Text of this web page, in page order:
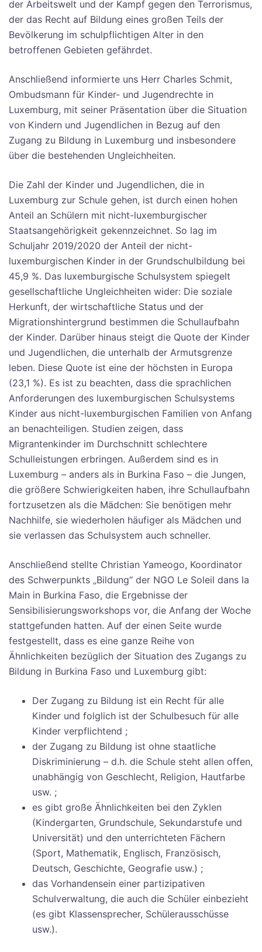
der Arbeitswelt und der Kampf gegen den Terrorismus,
der das Recht auf Bildung eines großen Teils der
Bevölkerung im schulpflichtigen Alter in den
betroffenen Gebieten gefährdet.
Anschließend informierte uns Herr Charles Schmit,
Ombudsmann für Kinder- und Jugendrechte in
Luxemburg, mit seiner Präsentation über die Situation
von Kindern und Jugendlichen in Bezug auf den
Zugang zu Bildung in Luxemburg und insbesondere
über die bestehenden Ungleichheiten.
Die Zahl der Kinder und Jugendlichen, die in
Luxemburg zur Schule gehen, ist durch einen hohen
Anteil an Schülern mit nicht-luxemburgischer
Staatsangehörigkeit gekennzeichnet. So lag im
Schuljahr 2019/2020 der Anteil der nicht-
luxemburgischen Kinder in der Grundschulbildung bei
45,9 %. Das luxemburgische Schulsystem spiegelt
gesellschaftliche Ungleichheiten wider: Die soziale
Herkunft, der wirtschaftliche Status und der
Migrationshintergrund bestimmen die Schullaufbahn
der Kinder. Darüber hinaus steigt die Quote der Kinder
und Jugendlichen, die unterhalb der Armutsgrenze
leben. Diese Quote ist eine der höchsten in Europa
(23,1 %). Es ist zu beachten, dass die sprachlichen
Anforderungen des luxemburgischen Schulsystems
Kinder aus nicht-luxemburgischen Familien von Anfang
an benachteiligen. Studien zeigen, dass
Migrantenkinder im Durchschnitt schlechtere
Schulleistungen erbringen. Außerdem sind es in
Luxemburg – anders als in Burkina Faso – die Jungen,
die größere Schwierigkeiten haben, ihre Schullaufbahn
fortzusetzen als die Mädchen: Sie benötigen mehr
Nachhilfe, sie wiederholen häufiger als Mädchen und
sie verlassen das Schulsystem auch schneller.
Anschließend stellte Christian Yameogo, Koordinator
des Schwerpunkts „Bildung“ der NGO Le Soleil dans la
Main in Burkina Faso, die Ergebnisse der
Sensibilisierungsworkshops vor, die Anfang der Woche
stattgefunden hatten. Auf der einen Seite wurde
festgestellt, dass es eine ganze Reihe von
Ähnlichkeiten bezüglich der Situation des Zugangs zu
Bildung in Burkina Faso und Luxemburg gibt:
Der Zugang zu Bildung ist ein Recht für alle
Kinder und folglich ist der Schulbesuch für alle
Kinder verpflichtend ;
der Zugang zu Bildung ist ohne staatliche
Diskriminierung – d.h. die Schule steht allen offen,
unabhängig von Geschlecht, Religion, Hautfarbe
usw. ;
es gibt große Ähnlichkeiten bei den Zyklen
(Kindergarten, Grundschule, Sekundarstufe und
Universität) und den unterrichteten Fächern
(Sport, Mathematik, Englisch, Französisch,
Deutsch, Geschichte, Geografie usw.) ;
das Vorhandensein einer partizipativen
Schulverwaltung, die auch die Schüler einbezieht
(es gibt Klassensprecher, Schülerausschüsse
usw.).